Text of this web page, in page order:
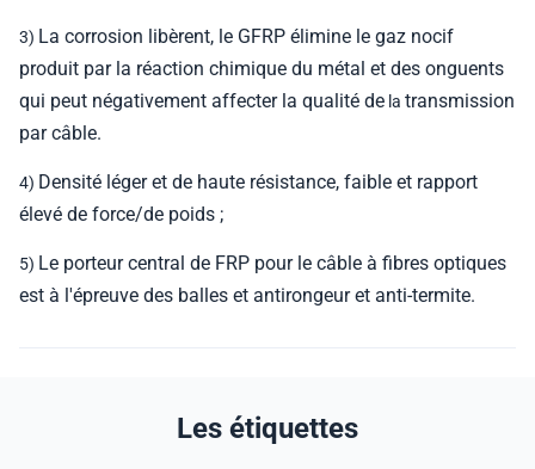
3) La corrosion libèrent, le GFRP élimine le gaz nocif
produit par la réaction chimique du métal et des onguents
qui peut négativement affecter la qualité de la transmission
par câble.
4) Densité léger et de haute résistance, faible et rapport
élevé de force/de poids ;
5) Le porteur central de FRP pour le câble à fibres optiques
est à l'épreuve des balles et antirongeur et anti-termite.
Les étiquettes